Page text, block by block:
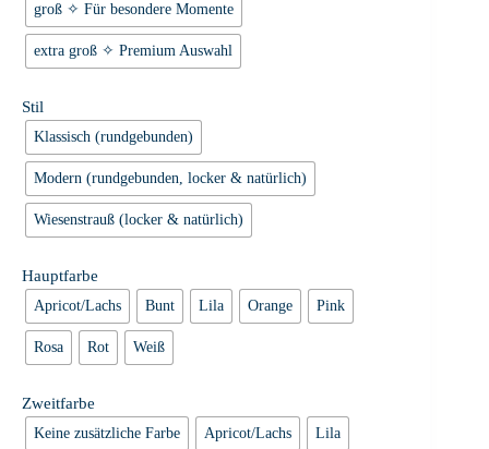
groß ✧ Für besondere Momente
extra groß ✧ Premium Auswahl
Stil
Klassisch (rundgebunden)
Modern (rundgebunden, locker & natürlich)
Wiesenstrauß (locker & natürlich)
Hauptfarbe
Apricot/Lachs Bunt Lila Orange Pink
Rosa Rot Weiß
Zweitfarbe
Keine zusätzliche Farbe Apricot/Lachs Lila